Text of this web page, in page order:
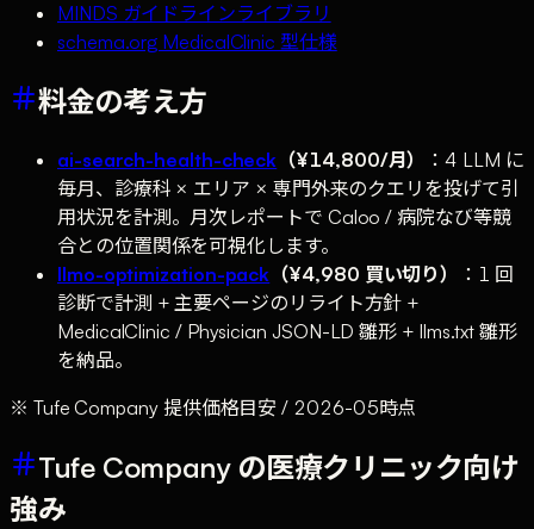
MINDS ガイドラインライブラリ
schema.org MedicalClinic 型仕様
料金の考え方
ai-search-health-check （¥14,800/月）
：4 LLM に
毎月、診療科 × エリア × 専門外来のクエリを投げて引
用状況を計測。月次レポートで Caloo / 病院なび等競
合との位置関係を可視化します。
llmo-optimization-pack （¥4,980 買い切り）
：1 回
診断で計測 + 主要ページのリライト方針 +
MedicalClinic / Physician JSON-LD 雛形 + llms.txt 雛形
を納品。
※ Tufe Company 提供価格目安 / 2026-05時点
Tufe Company の医療クリニック向け
強み